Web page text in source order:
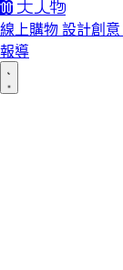
線上購物 設計創意
報導